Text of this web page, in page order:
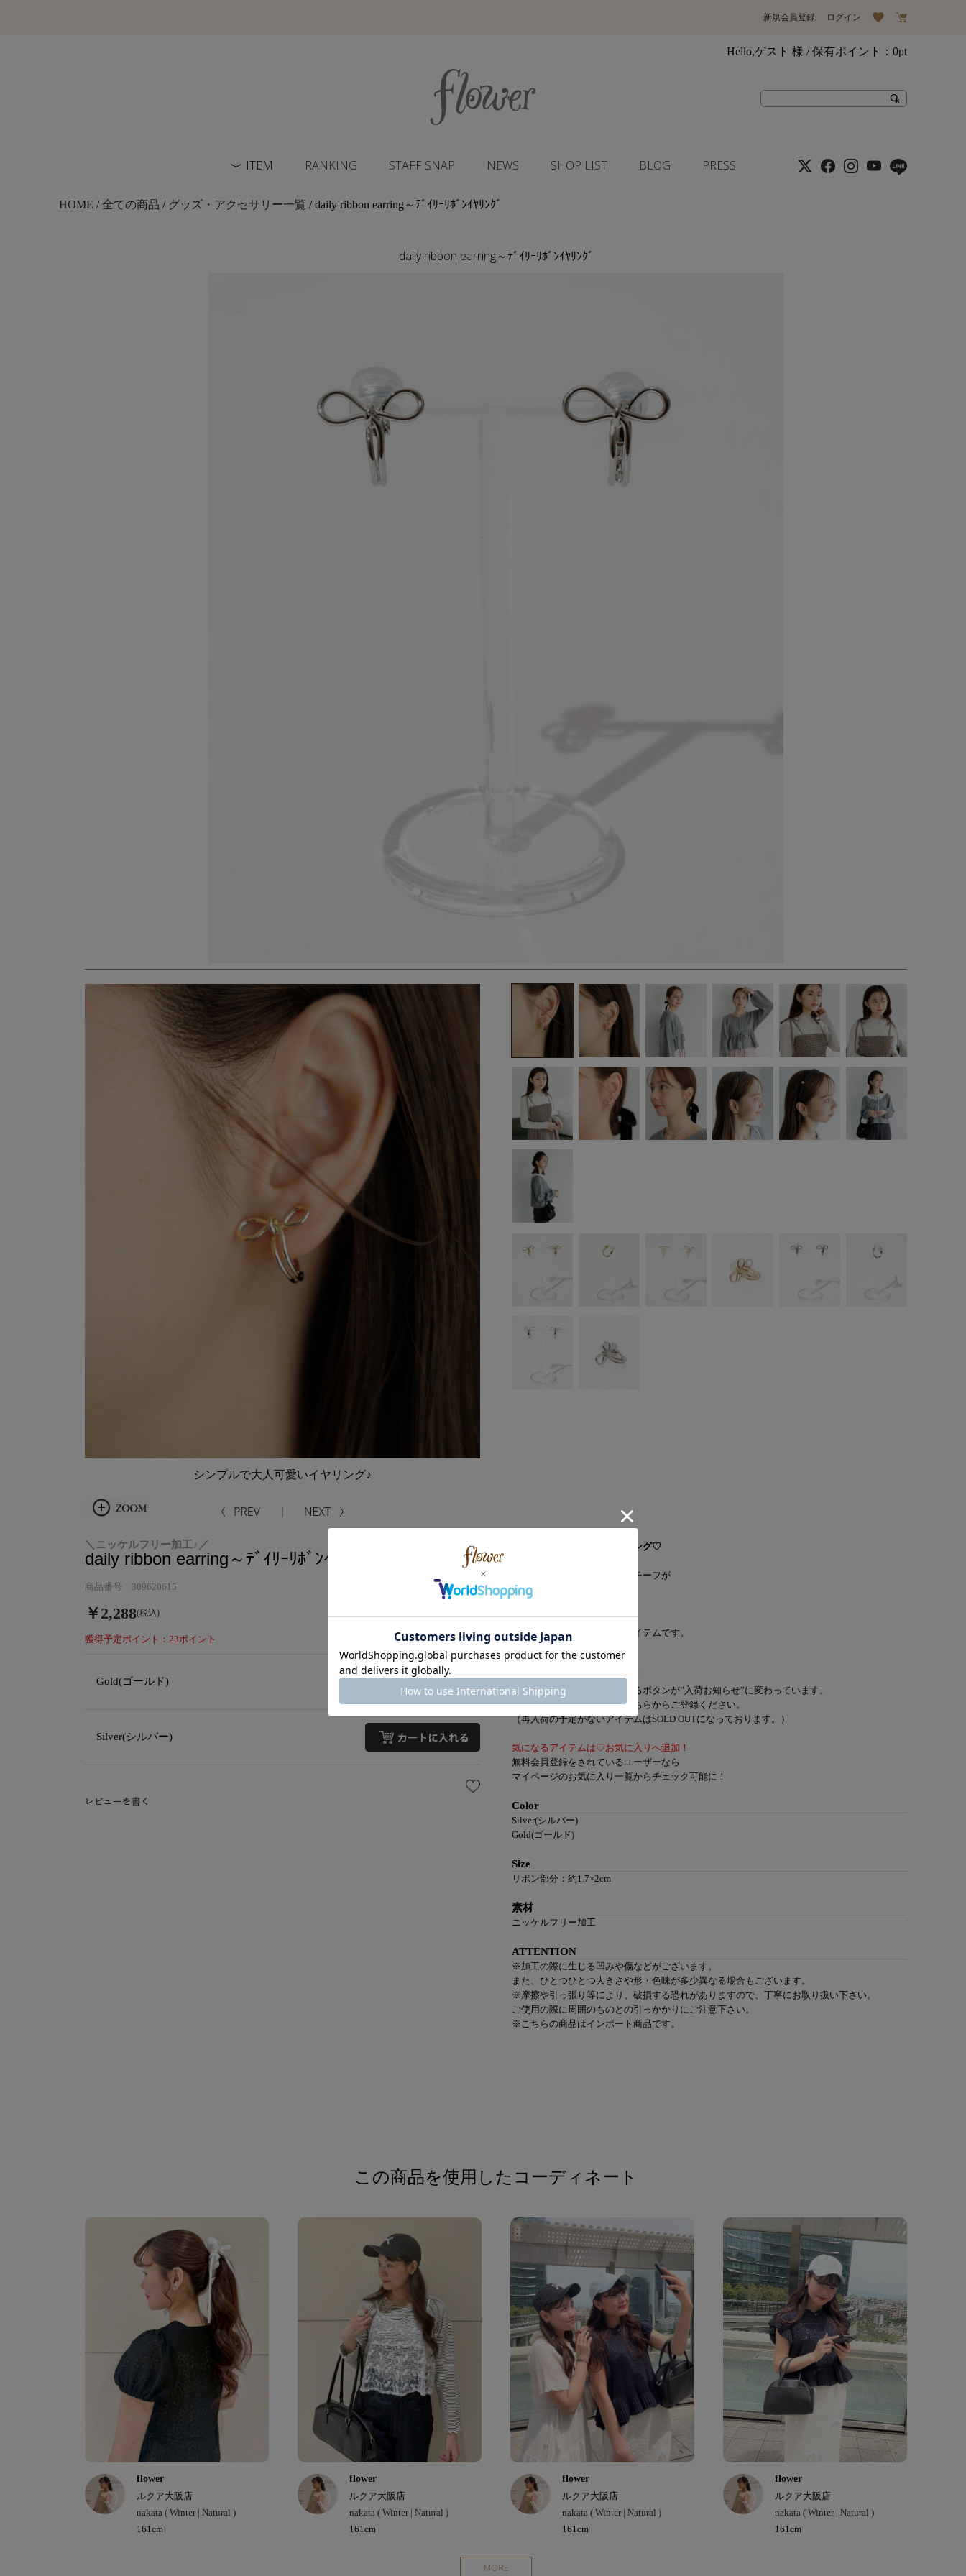
新規会員登録 ログイン
Hello,ゲスト 様 / 保有ポイント： 0pt
ITEM RANKING STAFF SNAP NEWS SHOP LIST BLOG PRESS
HOME /全ての商品 / グッズ・アクセサリー一覧 / daily ribbon earring～ﾃﾞｲﾘｰﾘﾎﾞﾝｲﾔﾘﾝｸﾞ
daily ribbon earring～ﾃﾞｲﾘｰﾘﾎﾞﾝｲﾔﾘﾝｸﾞ
シンプルで大人可愛いイヤリング♪
シンプルで大人可愛いイヤリング♡
ほどよいサイズ感のリボンモチーフが
耳元を華やかに彩ります。
何にでも合わせやすく、
デイリー使いにぴったりなアイテムです。
【知って便利なお買い物機能】
再入荷通知ボタンをクリック！
品切れの場合はカートに入れるボタンが”入荷お知らせ”に変わっています。
完売カラーの再入荷通知はこちらからご登録ください。
（再入荷の予定がないアイテムはSOLD OUTになっております。）
気になるアイテムは♡お気に入りへ追加！
無料会員登録をされているユーザーなら
マイページのお気に入り一覧からチェック可能に！
Color
Silver(シルバー)
Gold(ゴールド)
Size
リボン部分：約1.7×2cm
素材
ニッケルフリー加工
ATTENTION
※加工の際に生じる凹みや傷などがございます。
また、ひとつひとつ大きさや形・色味が多少異なる場合もございます。
※摩擦や引っ張り等により、破損する恐れがありますので、丁寧にお取り扱い下さい。
ご使用の際に周囲のものとの引っかかりにご注意下さい。
※こちらの商品はインポート商品です。
＼ニッケルフリー加工♪／
daily ribbon earring～ﾃﾞｲﾘｰﾘﾎﾞﾝｲﾔﾘﾝｸﾞ
商品番号 309620615
￥2,288(税込)
獲得予定ポイント：23ポイント
Gold(ゴールド)
Silver(シルバー)
この商品を使用したコーディネート
flower
ルクア大阪店
nakata ( Winter | Natural )
161cm
flower
ルクア大阪店
nakata ( Winter | Natural )
161cm
flower
ルクア大阪店
nakata ( Winter | Natural )
161cm
flower
ルクア大阪店
nakata ( Winter | Natural )
161cm
MORE